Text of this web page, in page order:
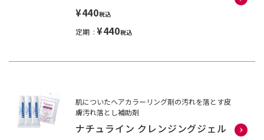
¥440税込
定期 ¥440税込
肌についたヘアカラーリング剤の汚れを落とす皮
膚汚れ落とし補助剤
ナチュライン クレンジングジェル